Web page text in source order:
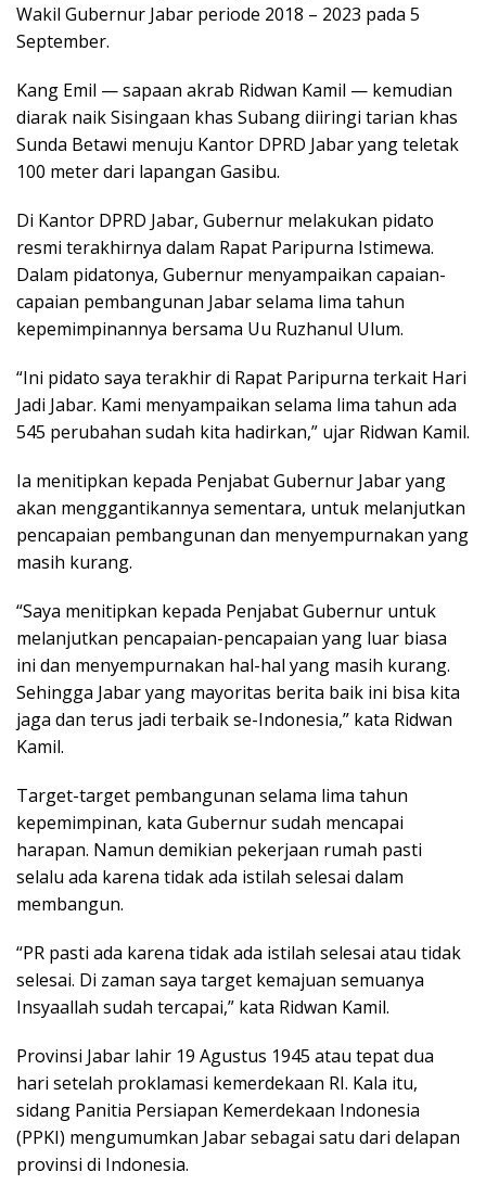
Wakil Gubernur Jabar periode 2018 – 2023 pada 5
September.
Kang Emil — sapaan akrab Ridwan Kamil — kemudian
diarak naik Sisingaan khas Subang diiringi tarian khas
Sunda Betawi menuju Kantor DPRD Jabar yang teletak
100 meter dari lapangan Gasibu.
Di Kantor DPRD Jabar, Gubernur melakukan pidato
resmi terakhirnya dalam Rapat Paripurna Istimewa.
Dalam pidatonya, Gubernur menyampaikan capaian-
capaian pembangunan Jabar selama lima tahun
kepemimpinannya bersama Uu Ruzhanul Ulum.
“Ini pidato saya terakhir di Rapat Paripurna terkait Hari
Jadi Jabar. Kami menyampaikan selama lima tahun ada
545 perubahan sudah kita hadirkan,” ujar Ridwan Kamil.
Ia menitipkan kepada Penjabat Gubernur Jabar yang
akan menggantikannya sementara, untuk melanjutkan
pencapaian pembangunan dan menyempurnakan yang
masih kurang.
“Saya menitipkan kepada Penjabat Gubernur untuk
melanjutkan pencapaian-pencapaian yang luar biasa
ini dan menyempurnakan hal-hal yang masih kurang.
Sehingga Jabar yang mayoritas berita baik ini bisa kita
jaga dan terus jadi terbaik se-Indonesia,” kata Ridwan
Kamil.
Target-target pembangunan selama lima tahun
kepemimpinan, kata Gubernur sudah mencapai
harapan. Namun demikian pekerjaan rumah pasti
selalu ada karena tidak ada istilah selesai dalam
membangun.
“PR pasti ada karena tidak ada istilah selesai atau tidak
selesai. Di zaman saya target kemajuan semuanya
Insyaallah sudah tercapai,” kata Ridwan Kamil.
Provinsi Jabar lahir 19 Agustus 1945 atau tepat dua
hari setelah proklamasi kemerdekaan RI. Kala itu,
sidang Panitia Persiapan Kemerdekaan Indonesia
(PPKI) mengumumkan Jabar sebagai satu dari delapan
provinsi di Indonesia.